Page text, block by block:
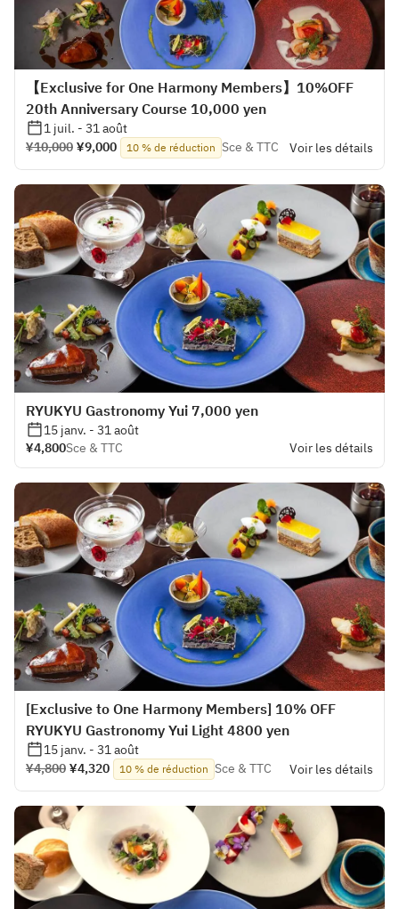
【Exclusive for One Harmony Members】10%OFF
20th Anniversary Course 10,000 yen
1 juil. - 31 août
¥10,000 ¥9,000 10 % de réduction Sce & TTC Voir les détails
RYUKYU Gastronomy Yui 7,000 yen
15 janv. - 31 août
¥4,800Sce & TTC Voir les détails
[Exclusive to One Harmony Members] 10% OFF
RYUKYU Gastronomy Yui Light 4800 yen
15 janv. - 31 août
¥4,800 ¥4,320 10 % de réduction Sce & TTC Voir les détails